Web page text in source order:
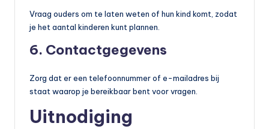
Vraag ouders om te laten weten of hun kind komt, zodat
je het aantal kinderen kunt plannen.
6. Contactgegevens
Zorg dat er een telefoonnummer of e-mailadres bij
staat waarop je bereikbaar bent voor vragen.
Uitnodiging